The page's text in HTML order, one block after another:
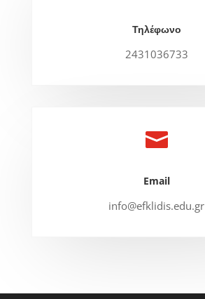
Τηλέφωνο
2431036733

Email
info@efklidis.edu.gr